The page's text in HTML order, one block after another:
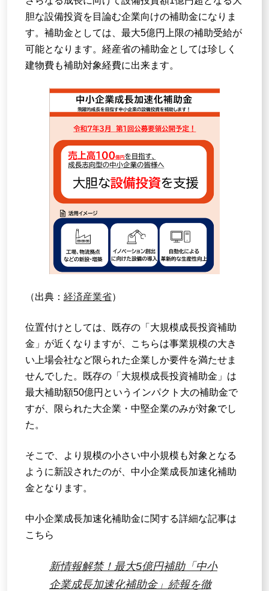
胆な設備投資を目論む企業向けの補助金になりま
す。補助金としては、最大5億円上限の補助受給が
可能となります。経産省の補助金としては珍しく
建物費も補助対象経費に出来ます。
（出典： 経済産業省）
位置付けとしては、既存の「大規模成長投資補助
金」が近くなりますが、こちらは事業規模の大き
い上場会社など限られた企業しか要件を満たせま
せんでした。既存の「大規模成長投資補助金」は
最大補助額50億円というインパクト大の補助金で
すが、限られた大企業・中堅企業のみが対象でし
た。
そこで、より規模の小さい中小規模も対象となる
ように新設されたのが、中小企業成長加速化補助
金となります。
中小企業成長加速化補助金に関する詳細な記事は
こちら
新情報解禁！最大5億円補助「中小
企業成長加速化補助金」続報を徹